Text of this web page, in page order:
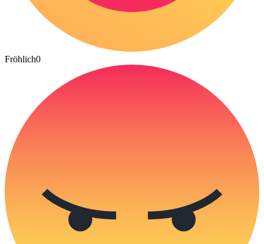
Fröhlich0